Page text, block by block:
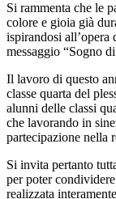
Si rammenta che le
colore e gioia già
ispirandosi
messaggio “Sogno
Il lavoro di questo
classe quarta del
alunni delle classi
che lavorando in
partecipazione nella
Si invita pertanto
per poter
realizzata